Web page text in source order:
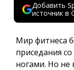
Добавить
источник в
Мир фитнеса
приседания
ногами. Но не